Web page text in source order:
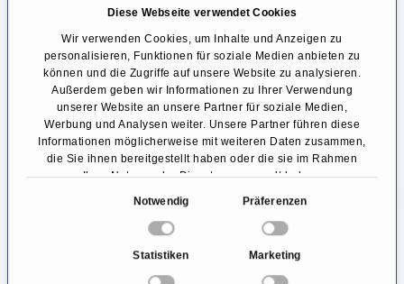
Diese Webseite verwendet Cookies
Wir verwenden Cookies, um Inhalte und Anzeigen zu
personalisieren, Funktionen für soziale Medien anbieten zu
können und die Zugriffe auf unsere Website zu analysieren.
Außerdem geben wir Informationen zu Ihrer Verwendung
unserer Website an unsere Partner für soziale Medien,
Werbung und Analysen weiter. Unsere Partner führen diese
Informationen möglicherweise mit weiteren Daten zusammen,
die Sie ihnen bereitgestellt haben oder die sie im Rahmen
Ihrer Nutzung der Dienste gesammelt haben.
Notwendig Präferenzen
Statistiken Marketing
gegenwärtig in der Erforschung.
Schmerzerkrankungen können auf eine ganz
ähnliche Weise behandelt werden. Hier wird
die Elektrode allerdings in den Nervenkanal
des Rückenmarks eingeführt. Durch die
elektrische Stimulation der Nervenzellen wird
die Weiterleitung des Schmerzes an die
bewusste Wahrnehmung verhindert.
Eine Ausnahme bildet hierbei die